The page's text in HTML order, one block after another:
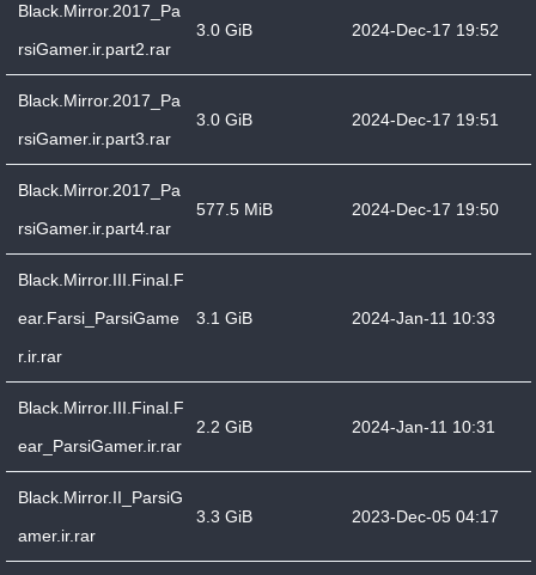
Black.Mirror.2017_Pa
rsiGamer.ir.part2.rar
3.0 GiB 2024-Dec-17 19:52
Black.Mirror.2017_Pa
rsiGamer.ir.part3.rar
3.0 GiB 2024-Dec-17 19:51
Black.Mirror.2017_Pa
rsiGamer.ir.part4.rar
577.5 MiB 2024-Dec-17 19:50
Black.Mirror.III.Final.F
ear.Farsi_ParsiGame
r.ir.rar
3.1 GiB 2024-Jan-11 10:33
Black.Mirror.III.Final.F
ear_ParsiGamer.ir.rar
2.2 GiB 2024-Jan-11 10:31
Black.Mirror.II_ParsiG
amer.ir.rar
3.3 GiB 2023-Dec-05 04:17